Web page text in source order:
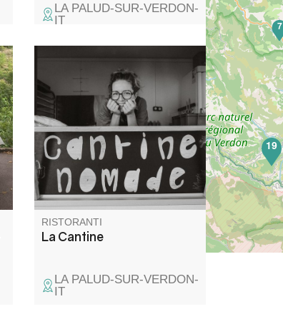
LA PALUD-SUR-VERDON-
IT
Mensa dai sapori impegnati a
favore del mondo contadino e
dell'agricoltura biologica.
RISTORANTI
La Cantine
LA PALUD-SUR-VERDON-
IT
7
19